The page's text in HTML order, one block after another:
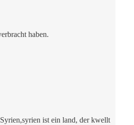
haben.
ist ein land, der kwellt